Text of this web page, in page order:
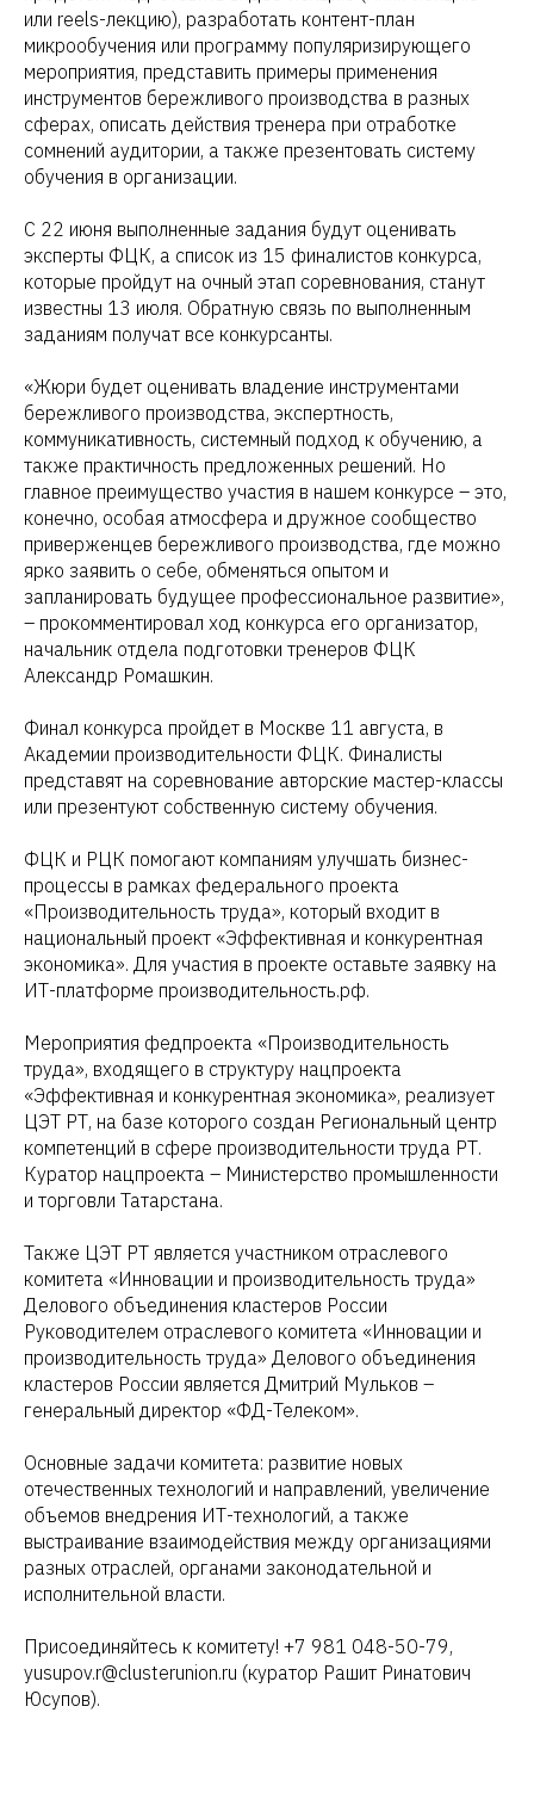
или reels-лекцию), разработать контент-план
микрообучения или программу популяризирующего
мероприятия, представить примеры применения
инструментов бережливого производства в разных
сферах, описать действия тренера при отработке
сомнений аудитории, а также презентовать систему
обучения в организации.
С 22 июня выполненные задания будут оценивать
эксперты ФЦК, а список из 15 финалистов конкурса,
которые пройдут на очный этап соревнования, станут
известны 13 июля. Обратную связь по выполненным
заданиям получат все конкурсанты.
«Жюри будет оценивать владение инструментами
бережливого производства, экспертность,
коммуникативность, системный подход к обучению, а
также практичность предложенных решений. Но
главное преимущество участия в нашем конкурсе – это,
конечно, особая атмосфера и дружное сообщество
приверженцев бережливого производства, где можно
ярко заявить о себе, обменяться опытом и
запланировать будущее профессиональное развитие»,
– прокомментировал ход конкурса его организатор,
начальник отдела подготовки тренеров ФЦК
Александр Ромашкин.
Финал конкурса пройдет в Москве 11 августа, в
Академии производительности ФЦК. Финалисты
представят на соревнование авторские мастер-классы
или презентуют собственную систему обучения.
ФЦК и РЦК помогают компаниям улучшать бизнес-
процессы в рамках федерального проекта
«Производительность труда», который входит в
национальный проект «Эффективная и конкурентная
экономика». Для участия в проекте оставьте заявку на
ИТ-платформе производительность.рф.
Мероприятия федпроекта «Производительность
труда», входящего в структуру нацпроекта
«Эффективная и конкурентная экономика», реализует
ЦЭТ РТ, на базе которого создан Региональный центр
компетенций в сфере производительности труда РТ.
Куратор нацпроекта – Министерство промышленности
и торговли Татарстана.
Также ЦЭТ РТ является участником отраслевого
комитета «Инновации и производительность труда»
Делового объединения кластеров России
Руководителем отраслевого комитета «Инновации и
производительность труда» Делового объединения
кластеров России является Дмитрий Мульков –
генеральный директор «ФД-Телеком».
Основные задачи комитета: развитие новых
отечественных технологий и направлений, увеличение
объемов внедрения ИТ-технологий, а также
выстраивание взаимодействия между организациями
разных отраслей, органами законодательной и
исполнительной власти.
Присоединяйтесь к комитету! +7 981 048-50-79,
yusupov.r@clusterunion.ru (куратор Рашит Ринатович
Юсупов).